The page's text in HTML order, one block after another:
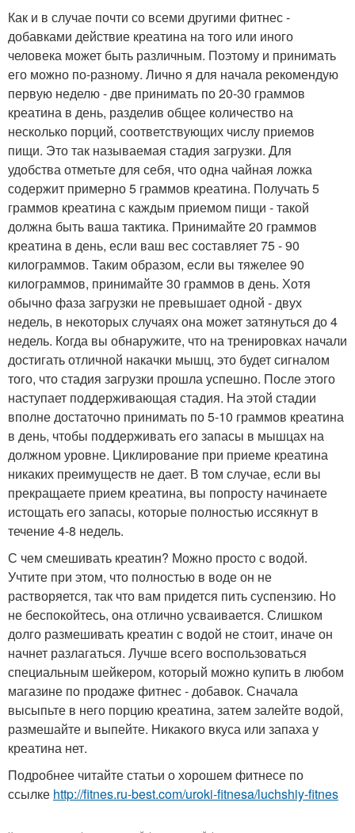
Как и в случае почти со всеми другими фитнес -
добавками действие креатина на того или иного
человека может быть различным. Поэтому и принимать
его можно по-разному. Лично я для начала рекомендую
первую неделю - две принимать по 20-30 граммов
креатина в день, разделив общее количество на
несколько порций, соответствующих числу приемов
пищи. Это так называемая стадия загрузки. Для
удобства отметьте для себя, что одна чайная ложка
содержит примерно 5 граммов креатина. Получать 5
граммов креатина с каждым приемом пищи - такой
должна быть ваша тактика. Принимайте 20 граммов
креатина в день, если ваш вес составляет 75 - 90
килограммов. Таким образом, если вы тяжелее 90
килограммов, принимайте 30 граммов в день. Хотя
обычно фаза загрузки не превышает одной - двух
недель, в некоторых случаях она может затянуться до 4
недель. Когда вы обнаружите, что на тренировках начали
достигать отличной накачки мышц, это будет сигналом
того, что стадия загрузки прошла успешно. После этого
наступает поддерживающая стадия. На этой стадии
вполне достаточно принимать по 5-10 граммов креатина
в день, чтобы поддерживать его запасы в мышцах на
должном уровне. Циклирование при приеме креатина
никаких преимуществ не дает. В том случае, если вы
прекращаете прием креатина, вы попросту начинаете
истощать его запасы, которые полностью иссякнут в
течение 4-8 недель.
С чем смешивать креатин? Можно просто с водой.
Учтите при этом, что полностью в воде он не
растворяется, так что вам придется пить суспензию. Но
не беспокойтесь, она отлично усваивается. Слишком
долго размешивать креатин с водой не стоит, иначе он
начнет разлагаться. Лучше всего воспользоваться
специальным шейкером, который можно купить в любом
магазине по продаже фитнес - добавок. Сначала
высыпьте в него порцию креатина, затем залейте водой,
размешайте и выпейте. Никакого вкуса или запаха у
креатина нет.
Подробнее читайте статьи о хорошем фитнесе по
ссылке http://fitnes.ru-best.com/uroki-fitnesa/luchshiy-fitnes